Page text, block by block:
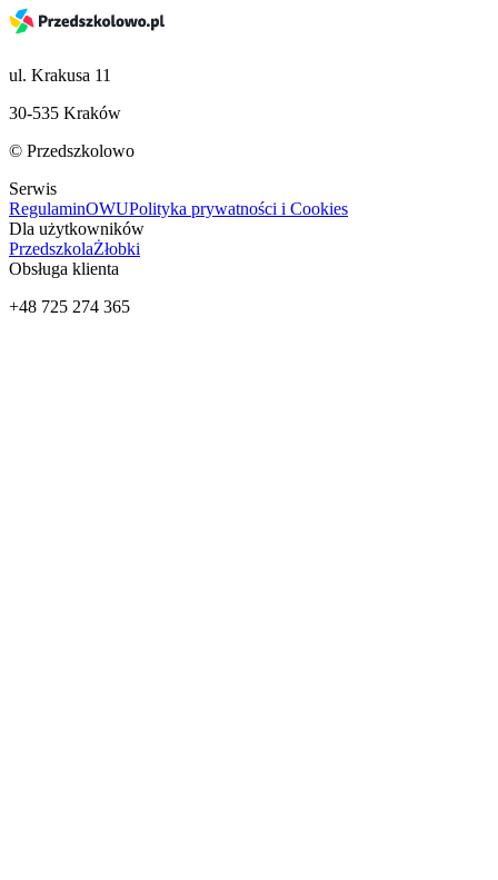
ul. Krakusa 11
30-535 Kraków
© Przedszkolowo
Serwis
RegulaminOWUPolityka prywatności i Cookies
Dla użytkowników
PrzedszkolaŻłobki
Obsługa klienta
+48 725 274 365